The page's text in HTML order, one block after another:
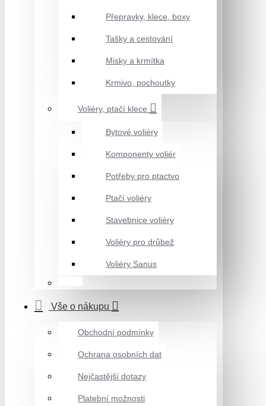
Přepravky, klece, boxy
Tašky a cestování
Misky a krmítka
Krmivo, pochoutky
Voliéry, ptačí klece
Bytové voliéry
Komponenty voliér
Potřeby pro ptactvo
Ptačí voliéry
Stavebnice voliéry
Voliéry pro drůbež
Voliéry Sanus
Vše o nákupu
Obchodní podmínky
Ochrana osobních dat
Nejčastější dotazy
Platební možnosti